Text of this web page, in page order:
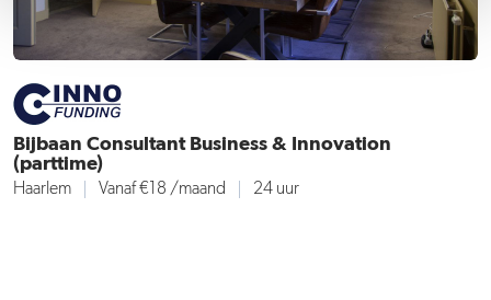
Bijbaan Consultant Business & Innovation
(parttime)
Haarlem Vanaf €18 /maand 24 uur